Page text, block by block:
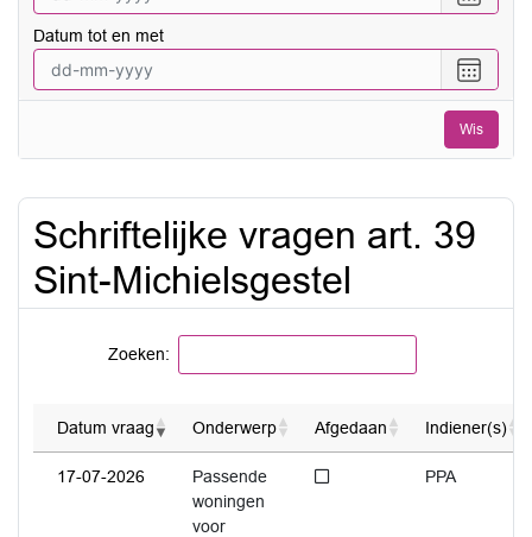
een
vanaf
Datum tot en met
een
datum
tot
en
Wis
Schriftelijke vragen art. 39
Sint-Michielsgestel
Zoeken:
Datum vraag Onderwerp Afgedaan Indiener(s)
17-07-2026
Passende
woningen
voor
Niet afgedaanPPA